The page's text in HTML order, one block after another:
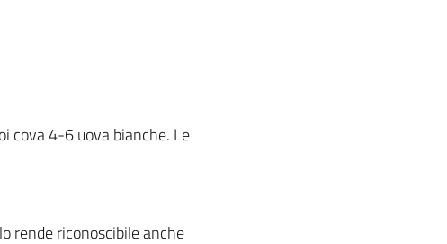
cova 4-6 uova bianche. Le
rende riconoscibile anche